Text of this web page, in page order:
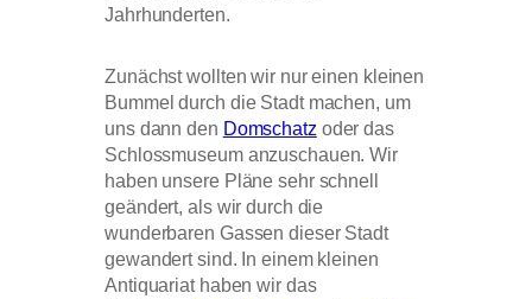
Jahrhunderten.
Zunächst wollten wir nur einen kleinen
Bummel durch die Stadt machen, um
uns dann den Domschatz oder das
Schlossmuseum anzuschauen. Wir
haben unsere Pläne sehr schnell
geändert, als wir durch die
wunderbaren Gassen dieser Stadt
gewandert sind. In einem kleinen
Antiquariat haben wir das